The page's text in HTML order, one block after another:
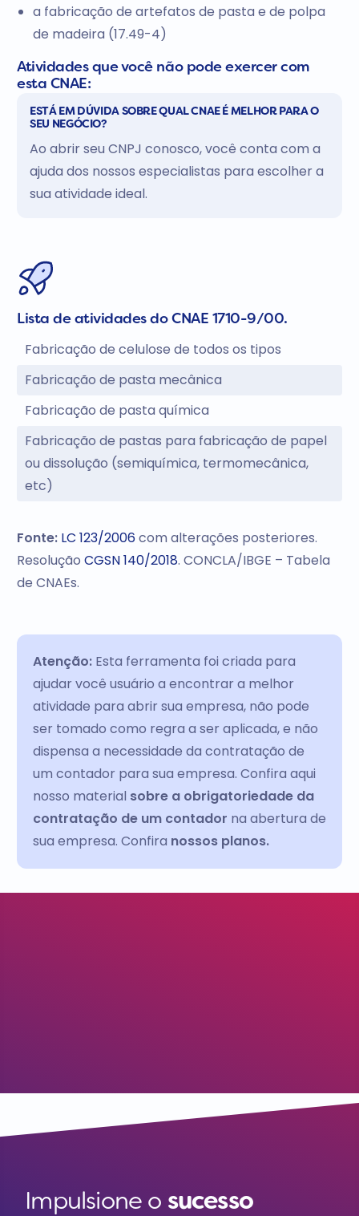
a fabricação de artefatos de pasta e de polpa
de madeira (17.49-4)
Atividades que você não pode exercer com
esta CNAE:
ESTÁ EM DÚVIDA SOBRE QUAL CNAE É MELHOR PARA O
SEU NEGÓCIO?
Ao abrir seu CNPJ conosco, você conta com a
ajuda dos nossos especialistas para escolher a
sua atividade ideal.
Lista de atividades do CNAE 1710-9/00.
Fabricação de celulose de todos os tipos
Fabricação de pasta mecânica
Fabricação de pasta química
Fabricação de pastas para fabricação de papel
ou dissolução (semiquímica, termomecânica,
etc)
Fonte: LC 123/2006com alterações posteriores.
ResoluçãoCGSN 140/2018. CONCLA/IBGE – Tabela
de CNAEs.
Atenção:Esta ferramenta foi criada para
ajudar você usuário a encontrar a melhor
atividade para abrir sua empresa, não pode
ser tomado como regra a ser aplicada, e não
dispensa a necessidade da contratação de
um contador para sua empresa. Confira aqui
nosso material sobre a obrigatoriedade da
contratação de um contador na abertura de
sua empresa. Confira nossos planos.
Impulsione o sucesso